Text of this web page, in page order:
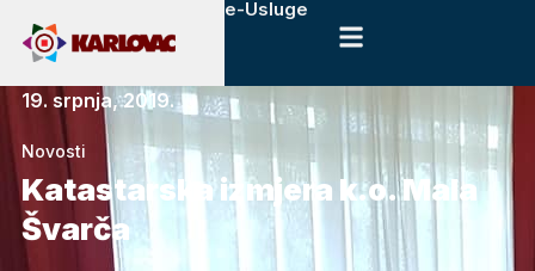
e-Usluge
19. srpnja, 2019.
Novosti
Katastarska izmjera k.o. Mala
Švarča